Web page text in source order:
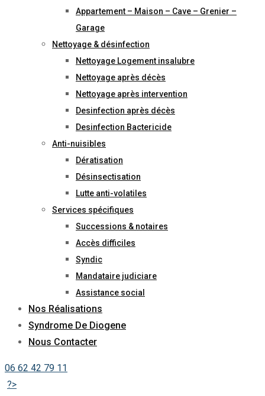
Appartement – Maison – Cave – Grenier –
Garage
Nettoyage & désinfection
Nettoyage Logement insalubre
Nettoyage après décès
Nettoyage après intervention
Desinfection après décès
Desinfection Bactericide
Anti-nuisibles
Dératisation
Désinsectisation
Lutte anti-volatiles
Services spécifiques
Successions & notaires
Accès difficiles
Syndic
Mandataire judiciare
Assistance social
Nos Réalisations
Syndrome De Diogene
Nous Contacter
06 62 42 79 11
?>